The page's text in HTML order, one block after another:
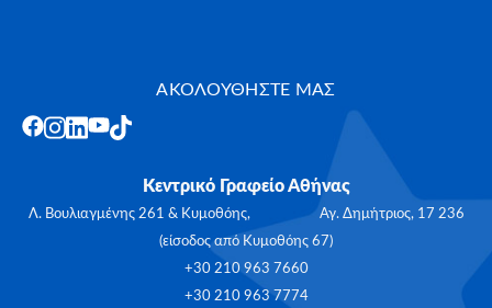
ΑΚΟΛΟΥΘΗΣΤΕ ΜΑΣ
Κεντρικό Γραφείο Αθήνας
Λ. Βουλιαγμένης 261 & Κυμοθόης, Αγ. Δημήτριος, 17 236
(είσοδος από Κυμοθόης 67)
+30 210 963 7660
+30 210 963 7774